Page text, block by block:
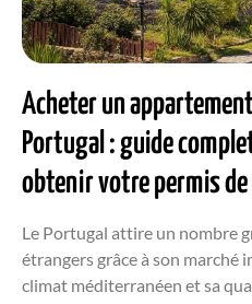
Acheter un
Portugal : guide
obtenir votre permis
Le Portugal attire un nombre
étrangers grâce à son marché
climat méditerranéen et sa